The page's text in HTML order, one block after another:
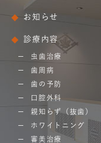
お知らせ
診療内容
虫歯治療
歯周病
歯の予防
口腔外科
親知らず（抜歯）
ホワイトニング
審美治療